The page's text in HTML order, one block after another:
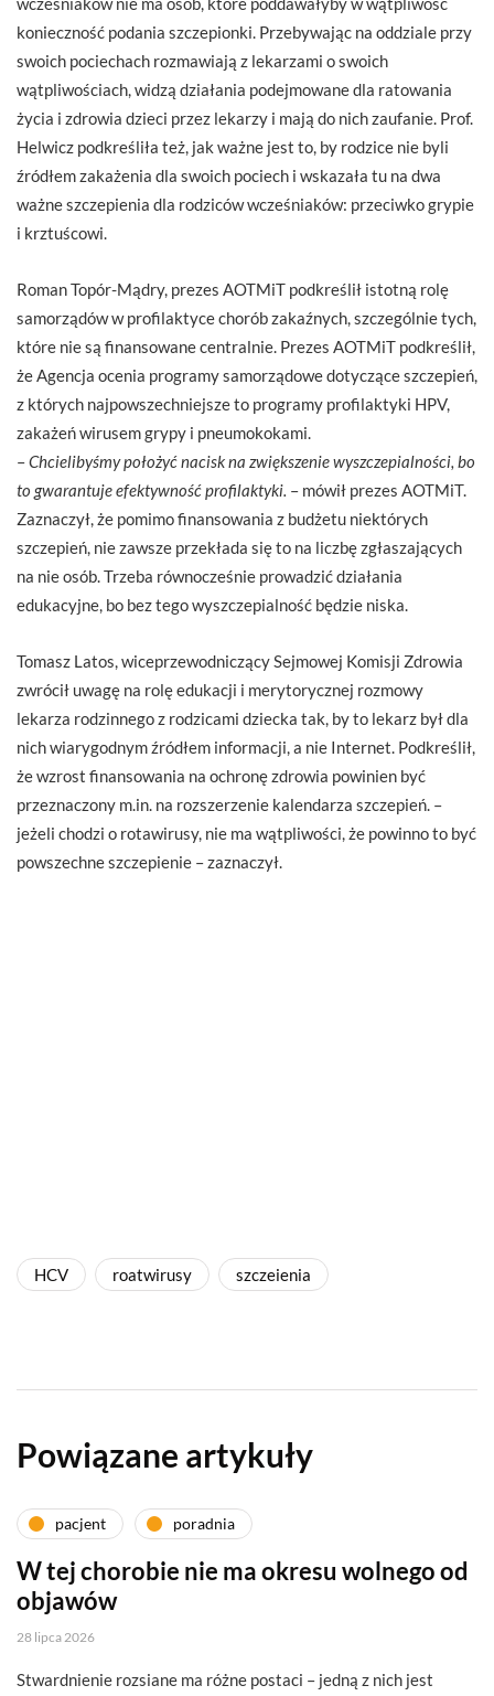
konieczność podania szczepionki. Przebywając na oddziale przy
swoich pociechach rozmawiają z lekarzami o swoich
wątpliwościach, widzą działania podejmowane dla ratowania
życia i zdrowia dzieci przez lekarzy i mają do nich zaufanie. Prof.
Helwicz podkreśliła też, jak ważne jest to, by rodzice nie byli
źródłem zakażenia dla swoich pociech i wskazała tu na dwa
ważne szczepienia dla rodziców wcześniaków: przeciwko grypie
i krztuścowi.
Roman Topór-Mądry, prezes AOTMiT podkreślił istotną rolę
samorządów w profilaktyce chorób zakaźnych, szczególnie tych,
które nie są finansowane centralnie. Prezes AOTMiT podkreślił,
że Agencja ocenia programy samorządowe dotyczące szczepień,
z których najpowszechniejsze to programy profilaktyki HPV,
zakażeń wirusem grypy i pneumokokami.
–Chcielibyśmy położyć nacisk na zwiększenie wyszczepialności, bo
to gwarantuje efektywność profilaktyki. – mówił prezes AOTMiT.
Zaznaczył, że pomimo finansowania z budżetu niektórych
szczepień, nie zawsze przekłada się to na liczbę zgłaszających
na nie osób. Trzeba równocześnie prowadzić działania
edukacyjne, bo bez tego wyszczepialność będzie niska.
Tomasz Latos, wiceprzewodniczący Sejmowej Komisji Zdrowia
zwrócił uwagę na rolę edukacji i merytorycznej rozmowy
lekarza rodzinnego z rodzicami dziecka tak, by to lekarz był dla
nich wiarygodnym źródłem informacji, a nie Internet. Podkreślił,
że wzrost finansowania na ochronę zdrowia powinien być
przeznaczony m.in. na rozszerzenie kalendarza szczepień. –
jeżeli chodzi o rotawirusy, nie ma wątpliwości, że powinno to być
powszechne szczepienie – zaznaczył.
HCV roatwirusy szczeienia
Powiązane artykuły
pacjent poradnia
W tej chorobie nie ma okresu wolnego od
objawów
28 lipca 2026
Stwardnienie rozsiane ma różne postaci – jedną z nich jest